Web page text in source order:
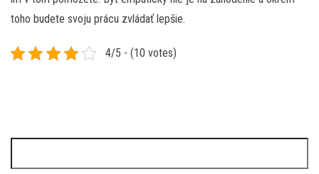
toho budete svoju prácu zvládať lepšie.
4/5 - (10 votes)